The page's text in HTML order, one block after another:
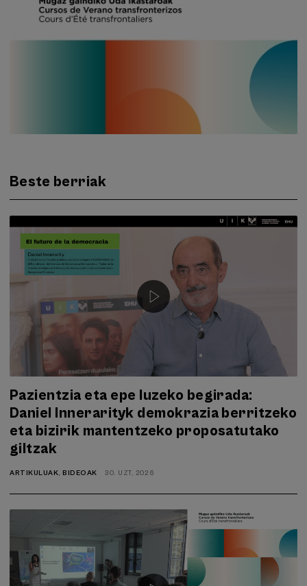
Beste berriak
Pazientzia eta epe luzeko begirada:
Daniel Innerarityk demokrazia berritzeko
eta bizirik mantentzeko proposatutako
giltzak
ARTIKULUAK,BIDEOAK 30. UZT, 2026